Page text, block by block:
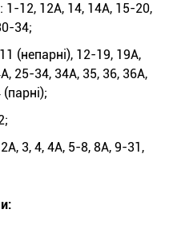
1-12, 12А, 14, 14А, 15-20,
34;
(непарні), 12-19, 19А,
25-34, 34А, 35, 36, 36А,
3, 4, 4А, 5-8, 8А, 9-31,